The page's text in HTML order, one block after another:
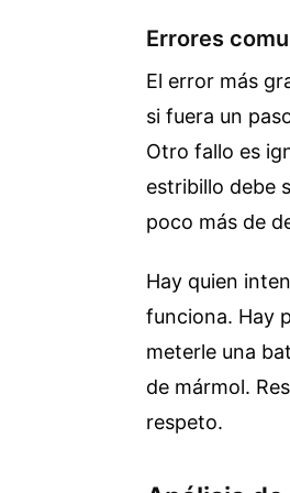
Errores
El error más
si fuera un
Otro fallo es
estribillo debe
poco más de
Hay quien
funciona. Hay
meterle una
de mármol.
respeto.